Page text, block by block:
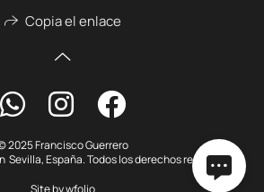
Copia el enlace
2025 Francisco Guerrero
España. Todos los derechos reservados.
Site bywfolio